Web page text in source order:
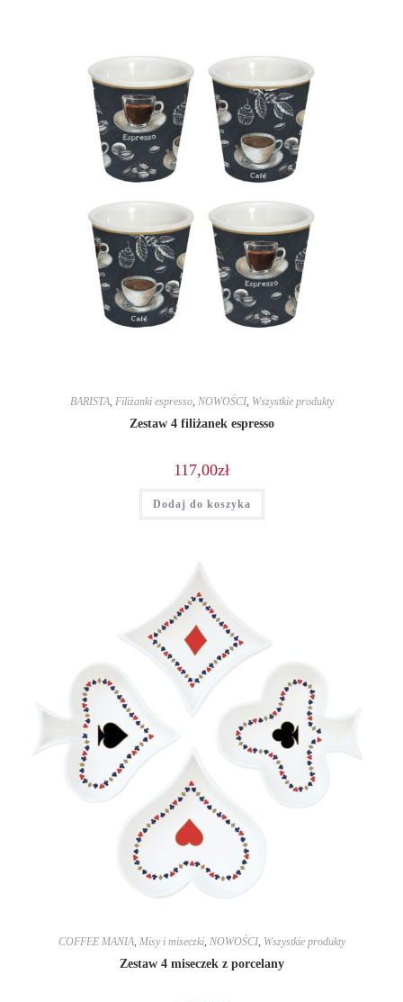
BARISTA, Filiżanki espresso, NOWOŚCI, Wszystkie produkty
Zestaw 4 filiżanek espresso
117,00zł
Dodaj do koszyka
COFFEE MANIA, Misy i miseczki, NOWOŚCI, Wszystkie produkty
Zestaw 4 miseczek z porcelany